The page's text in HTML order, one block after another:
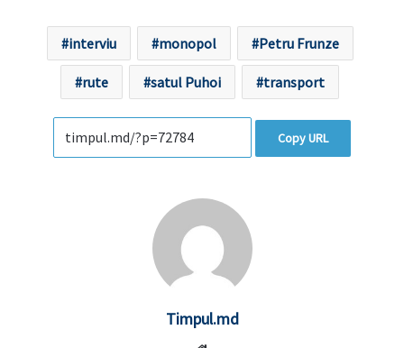
interviu monopol Petru Frunze
rute satul Puhoi transport
Copy URL
Timpul.md